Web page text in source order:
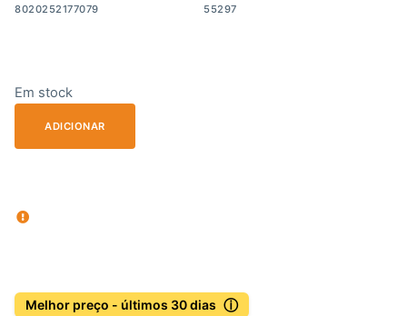
8020252177079
55297
Em stock
ADICIONAR
Melhor preço - últimos 30 dias ⓘ